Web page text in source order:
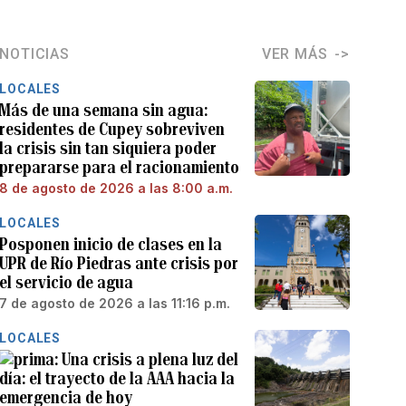
NOTICIAS VER MÁS
LOCALES
Más de una semana sin agua:
residentes de Cupey sobreviven
la crisis sin tan siquiera poder
prepararse para el racionamiento
8 de agosto de 2026 a las 8:00 a.m.
LOCALES
Posponen inicio de clases en la
UPR de Río Piedras ante crisis por
el servicio de agua
7 de agosto de 2026 a las 11:16 p.m.
LOCALES
Una crisis a plena luz del
día: el trayecto de la AAA hacia la
emergencia de hoy